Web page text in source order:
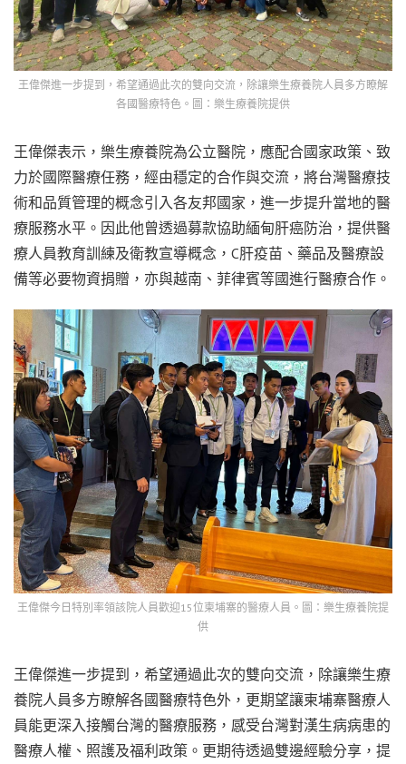
王偉傑進一步提到，希望通過此次的雙向交流，除讓樂生療養院人員多方瞭解
各國醫療特色。圖：樂生療養院提供
王偉傑表示，樂生療養院為公立醫院，應配合國家政策、致
力於國際醫療任務，經由穩定的合作與交流，將台灣醫療技
術和品質管理的概念引入各友邦國家，進一步提升當地的醫
療服務水平。因此他曾透過募款協助緬甸肝癌防治，提供醫
療人員教育訓練及衛教宣導概念，C肝疫苗、藥品及醫療設
備等必要物資捐贈，亦與越南、菲律賓等國進行醫療合作。
王偉傑今日特別率領該院人員歡迎15位柬埔寨的醫療人員。圖：樂生療養院提
供
王偉傑進一步提到，希望通過此次的雙向交流，除讓樂生療
養院人員多方瞭解各國醫療特色外，更期望讓柬埔寨醫療人
員能更深入接觸台灣的醫療服務，感受台灣對漢生病病患的
醫療人權、照護及福利政策。更期待透過雙邊經驗分享，提